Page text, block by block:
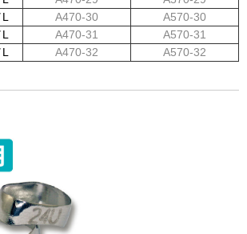
A470-30
A570-30
A470-31
A570-31
A470-32 A570-32